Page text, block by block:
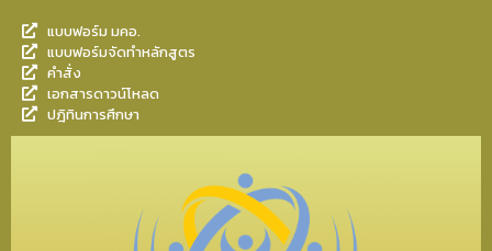
แบบฟอร์ม มคอ.
แบบฟอร์มจัดทำหลักสูตร
คำสั่ง
เอกสารดาวน์โหลด
ปฎิทินการศึกษา